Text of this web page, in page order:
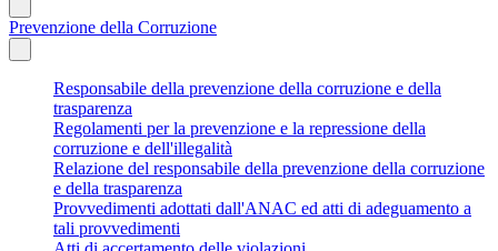
Prevenzione della Corruzione
Responsabile della prevenzione della corruzione e della
trasparenza
Regolamenti per la prevenzione e la repressione della
corruzione e dell'illegalità
Relazione del responsabile della prevenzione della corruzione
e della trasparenza
Provvedimenti adottati dall'ANAC ed atti di adeguamento a
tali provvedimenti